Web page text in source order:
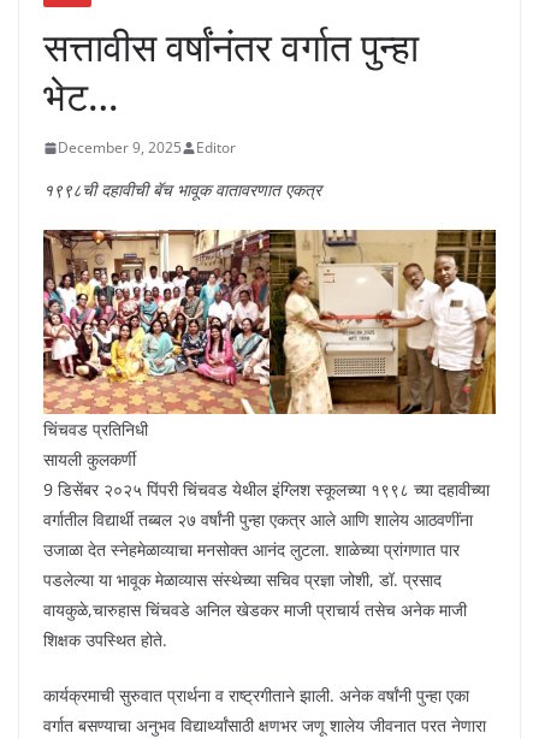
सत्तावीस वर्षांनंतर वर्गात पुन्हा
भेट…
December 9, 2025 Editor
१९९८ची दहावीची बॅच भावूक वातावरणात एकत्र
चिंचवड प्रतिनिधी
सायली कुलकर्णी
9 डिसेंबर २०२५ पिंपरी चिंचवड येथील इंग्लिश स्कूलच्या १९९८ च्या दहावीच्या
वर्गातील विद्यार्थी तब्बल २७ वर्षांनी पुन्हा एकत्र आले आणि शालेय आठवणींना
उजाळा देत स्नेहमेळाव्याचा मनसोक्त आनंद लुटला. शाळेच्या प्रांगणात पार
पडलेल्या या भावूक मेळाव्यास संस्थेच्या सचिव प्रज्ञा जोशी, डॉ. प्रसाद
वायकुळे,चारुहास चिंचवडे अनिल खेडकर माजी प्राचार्य तसेच अनेक माजी
शिक्षक उपस्थित होते.
कार्यक्रमाची सुरुवात प्रार्थना व राष्ट्रगीताने झाली. अनेक वर्षांनी पुन्हा एका
वर्गात बसण्याचा अनुभव विद्यार्थ्यांसाठी क्षणभर जणू शालेय जीवनात परत नेणारा